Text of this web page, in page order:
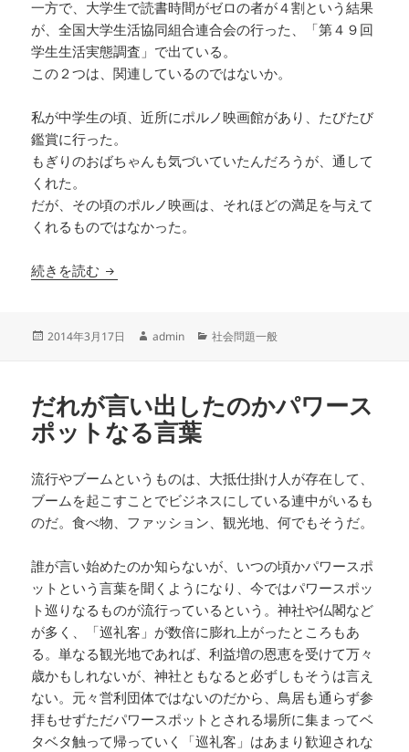
一方で、大学生で読書時間がゼロの者が４割という結果
が、全国大学生活協同組合連合会の行った、「第４９回
学生生活実態調査」で出ている。
この２つは、関連しているのではないか。
私が中学生の頃、近所にポルノ映画館があり、たびたび
鑑賞に行った。
もぎりのおばちゃんも気づいていたんだろうが、通して
くれた。
だが、その頃のポルノ映画は、それほどの満足を与えて
くれるものではなかった。
続きを読む 青少年よ！ 真のエロスを求めるなら、ネットで
投
2014年3月17日
作
admin
カ
ー
社会問題一般
だれが言い出したのかパワース
ポットなる言葉
流行やブームというものは、大抵仕掛け人が存在して、
ブームを起こすことでビジネスにしている連中がいるも
のだ。食べ物、ファッション、観光地、何でもそうだ。
誰が言い始めたのか知らないが、いつの頃かパワースポ
ットという言葉を聞くようになり、今ではパワースポッ
ト巡りなるものが流行っているという。神社や仏閣など
が多く、「巡礼客」が数倍に膨れ上がったところもあ
る。単なる観光地であれば、利益増の恩恵を受けて万々
歳かもしれないが、神社ともなると必ずしもそうは言え
ない。元々営利団体ではないのだから、鳥居も通らず参
拝もせずただパワースポットとされる場所に集まってベ
タベタ触って帰っていく「巡礼客」はあまり歓迎されな